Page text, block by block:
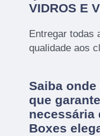
VIDROS E
Entregar todas
qualidade aos
Saiba
que
necessária
Boxes